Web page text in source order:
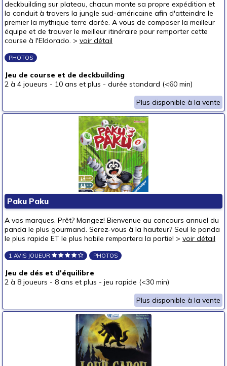
deckbuilding sur plateau, chacun monte sa propre expédition et
la conduit à travers la jungle sud-américaine afin d'atteindre le
premier la mythique terre dorée. A vous de composer la meilleur
équipe et de trouver le meilleur itinéraire pour remporter cette
course à l'Eldorado. > voir détail
PHOTOS
Jeu de course et de deckbuilding
2 à 4 joueurs - 10 ans et plus - durée standard (<60 min)
Plus disponible à la vente
Paku Paku
A vos marques. Prêt? Mangez! Bienvenue au concours annuel du
panda le plus gourmand. Serez-vous à la hauteur? Seul le panda
le plus rapide ET le plus habile remportera la partie! > voir détail
1 AVIS JOUEUR PHOTOS
Jeu de dés et d'équilibre
2 à 8 joueurs - 8 ans et plus - jeu rapide (<30 min)
Plus disponible à la vente